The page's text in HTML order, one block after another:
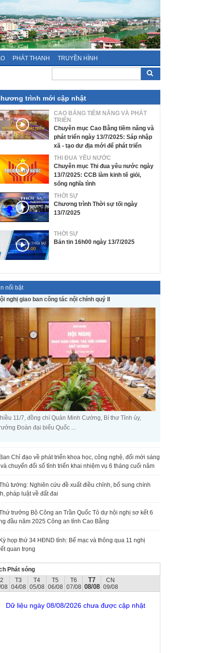
PHÁT THANH TRUYỀN HÌNH
trình mới cập nhật
CAO BẰNG TIỀM NĂNG VÀ PHÁT
TRIỂN
Chuyên mục Cao Bằng tiềm năng và
phát triển ngày 13/7/2025: Sáp nhập
xã - tạo dư địa mới để phát triển
THI ĐUA YÊU NƯỚC
Chuyên mục Thi đua yêu nước ngày
13/7/2025: CCB làm kinh tế giỏi,
sống nghĩa tình
THỜI SỰ
Chương trình Thời sự tối ngày
13/7/2025
THỜI SỰ
Bản tin 16h00 ngày 13/7/2025
nổi bật
nghị giao ban công tác nội chính quý II
11/7, đồng chí Quản Minh Cường, Bí thư Tỉnh ủy,
Đoàn đại biểu Quốc ...
Chỉ đạo về phát triển khoa học, công nghệ, đổi mới sáng
chuyển đổi số tỉnh triển khai nhiệm vụ 6 tháng cuối năm
tướng: Nghiên cứu đề xuất điều chỉnh, bổ sung chính
pháp luật về đất đai
trưởng Bộ Công an Trần Quốc Tỏ dự hội nghị sơ kết 6
đầu năm 2025 Công an tỉnh Cao Bằng
họp thứ 34 HĐND tỉnh: Bế mạc và thông qua 11 nghị
quan trọng
Phát sóng
T3
04/08
T4
05/08
T5
06/08
T6
07/08
T7
08/08
CN
09/08
Dữ liệu ngày 08/08/2026 chưa được cập nhật